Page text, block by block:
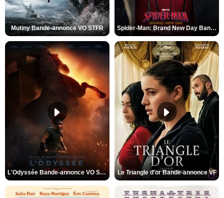
Mutiny Bande-annonce VO STFR Spider-Man: Brand New Day Bande-annonce VO STFR
L'Odyssée Bande-annonce VO STFR Le Triangle d'or Bande-annonce VF